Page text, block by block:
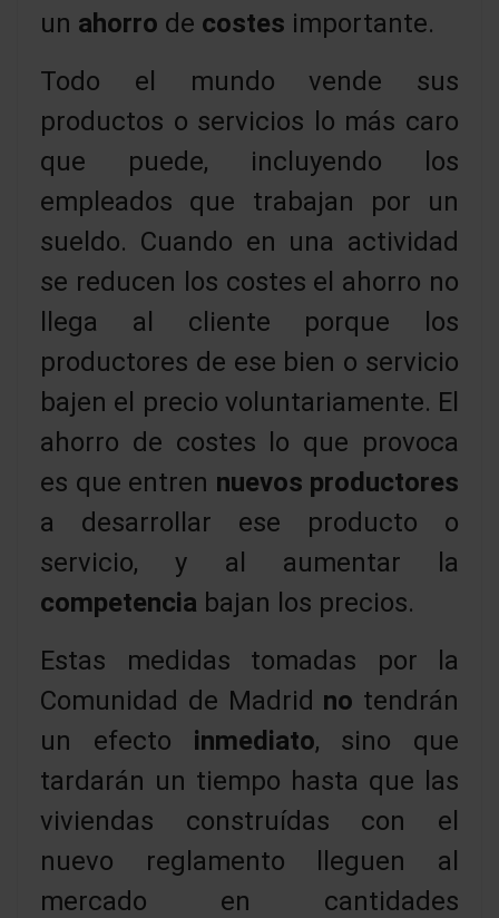
un ahorro de costes importante.
Todo el mundo vende sus
productos o servicios lo más caro
que puede, incluyendo los
empleados que trabajan por un
sueldo. Cuando en una actividad
se reducen los costes el ahorro no
llega al cliente porque los
productores de ese bien o servicio
bajen el precio voluntariamente. El
ahorro de costes lo que provoca
es que entren nuevos productores
a desarrollar ese producto o
servicio, y al aumentar la
competencia bajan los precios.
Estas medidas tomadas por la
Comunidad de Madrid no tendrán
un efecto inmediato, sino que
tardarán un tiempo hasta que las
viviendas construídas con el
nuevo reglamento lleguen al
mercado en cantidades